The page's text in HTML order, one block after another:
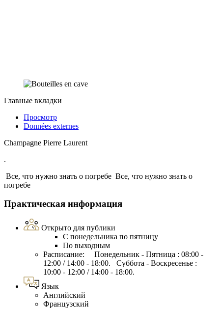
Главные вкладки
Просмотр
Données externes
Champagne Pierre Laurent
.
Все, что нужно знать о погребе Все, что нужно знать о
погребе
Практическая информация
Открыто для публики
С понедельника по пятницу
По выходным
Расписание: Понедельник - Пятница : 08:00 -
12:00 / 14:00 - 18:00. Суббота - Воскресенье :
10:00 - 12:00 / 14:00 - 18:00.
Язык
Английский
Французский